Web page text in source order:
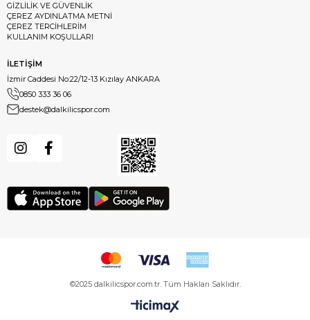
GİZLİLİK VE GÜVENLİK
ÇEREZ AYDINLATMA METNİ
ÇEREZ TERCİHLERİM
KULLANIM KOŞULLARI
İLETİŞİM
İzmir Caddesi No:22/12-13 Kızılay ANKARA
0850 333 36 06
destek@dalkilicspor.com
©2025 dalkilicspor.com.tr. Tüm Hakları Saklıdır.